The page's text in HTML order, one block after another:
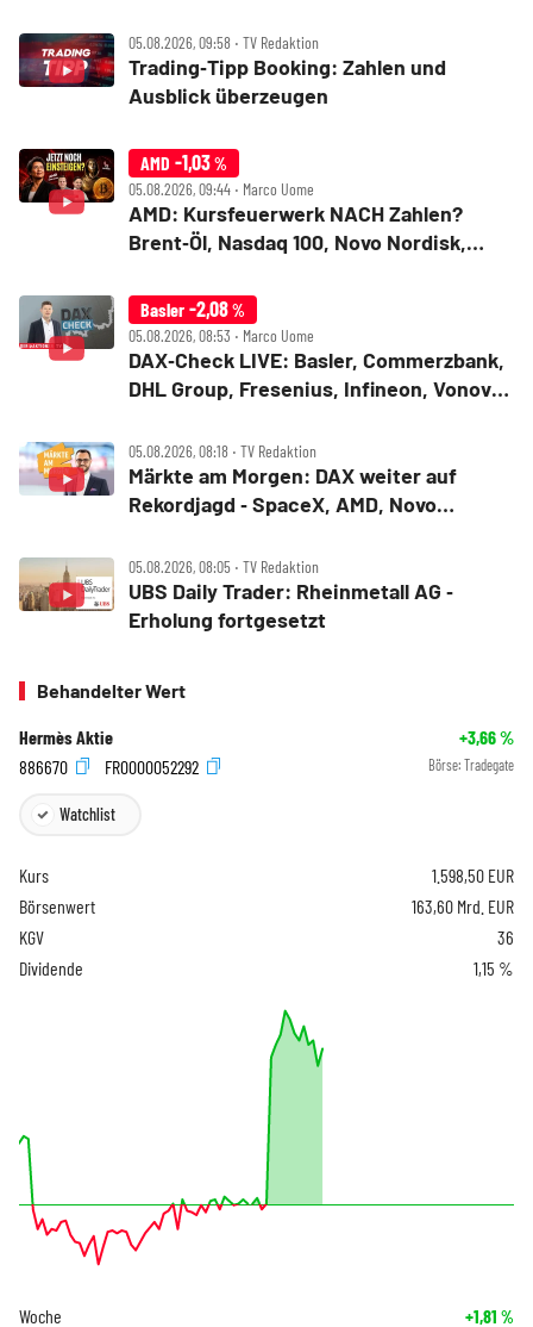
05.08.2026, 09:58 ‧ TV Redaktion
Trading‑Tipp Booking: Zahlen und
Ausblick überzeugen
AMD -1,03%
05.08.2026, 09:44 ‧ Marco Uome
AMD: Kursfeuerwerk NACH Zahlen?
Brent‑Öl, Nasdaq 100, Novo Nordisk,
Basler -2,08%
05.08.2026, 08:53 ‧ Marco Uome
DAX‑Check LIVE: Basler, Commerzbank,
DHL Group, Fresenius, Infineon, Vonovia
05.08.2026, 08:18 ‧ TV Redaktion
Märkte am Morgen: DAX weiter auf
Rekordjagd ‑ SpaceX, AMD, Novo
05.08.2026, 08:05 ‧ TV Redaktion
UBS Daily Trader: Rheinmetall AG ‑
Erholung fortgesetzt
Behandelter Wert
Hermès Aktie +3,66%
886670
FR0000052292 Börse: Tradegate
Watchlist
Kurs 1.598,50 EUR
Börsenwert
163,60 Mrd. EUR
KGV
36
Dividende
1,15 %
Woche +1,81 %